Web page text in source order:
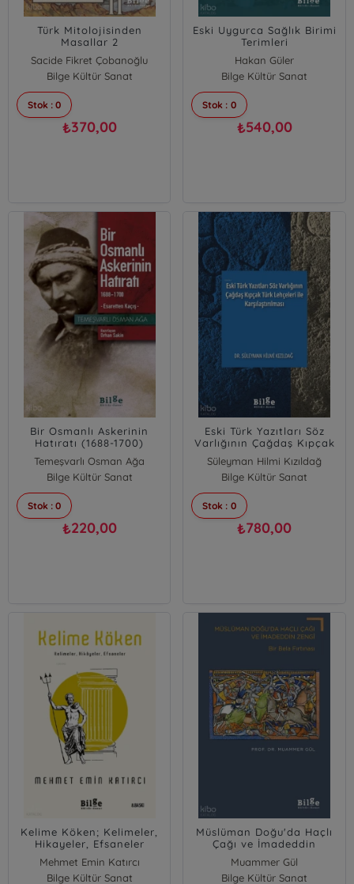
Türk Mitolojisinden
Masallar 2
Sacide Fikret Çobanoğlu
Bilge Kültür Sanat
Stok : 0
₺370,00
Eski Uygurca Sağlık Birimi
Terimleri
Hakan Güler
Bilge Kültür Sanat
Stok : 0
₺540,00
Bir Osmanlı Askerinin
Hatıratı (1688-1700)
Temeşvarlı Osman Ağa
Bilge Kültür Sanat
Stok : 0
₺220,00
Eski Türk Yazıtları Söz
Varlığının Çağdaş Kıpçak
Türk Lehçeleri ile
Karşılaştırılması
Süleyman Hilmi Kızıldağ
Bilge Kültür Sanat
Stok : 0
₺780,00
Kelime Köken; Kelimeler,
Hikayeler, Efsaneler
Mehmet Emin Katırcı
Bilge Kültür Sanat
Müslüman Doğu'da Haçlı
Çağı ve İmadeddin
Zengi;Bir Bela Fırtınası
Muammer Gül
Bilge Kültür Sanat